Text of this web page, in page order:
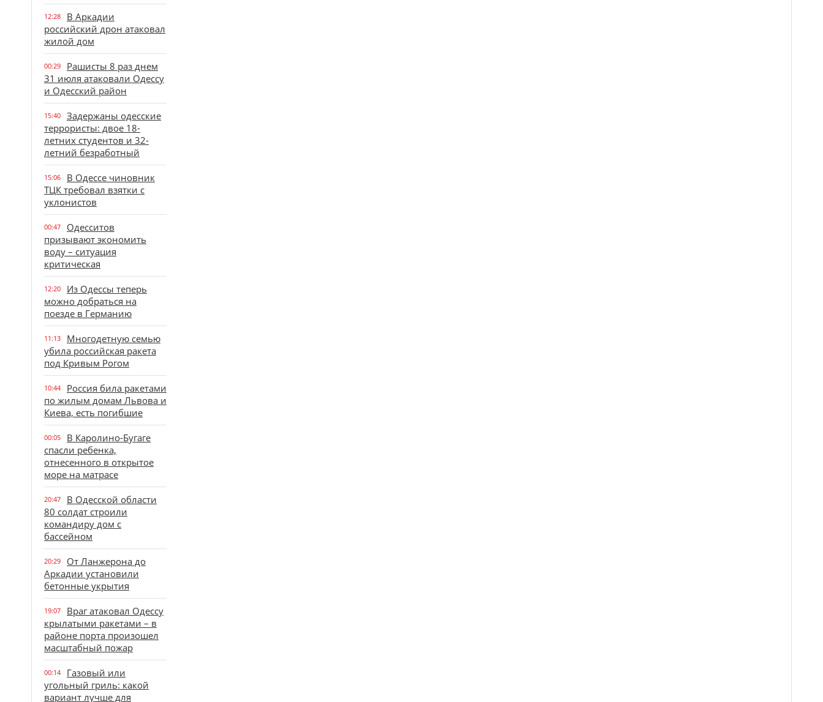
12:28
В Аркадии
российский дрон атаковал
жилой дом
00:29
Рашисты 8 раз днем
31 июля атаковали Одессу
и Одесский район
15:40
Задержаны одесские
террористы: двое 18-
летних студентов и 32-
летний безработный
15:06
В Одессе чиновник
ТЦК требовал взятки с
уклонистов
00:47
Одесситов
призывают экономить
воду – ситуация
критическая
12:20
Из Одессы теперь
можно добраться на
поезде в Германию
11:13
Многодетную семью
убила российская ракета
под Кривым Рогом
10:44
Россия била ракетами
по жилым домам Львова и
Киева, есть погибшие
00:05
В Каролино-Бугаге
спасли ребенка,
отнесенного в открытое
море на матрасе
20:47
В Одесской области
80 солдат строили
командиру дом с
бассейном
20:29
От Ланжерона до
Аркадии установили
бетонные укрытия
19:07
Враг атаковал Одессу
крылатыми ракетами – в
районе порта произошел
масштабный пожар
00:14
Газовый или
угольный гриль: какой
вариант лучше для